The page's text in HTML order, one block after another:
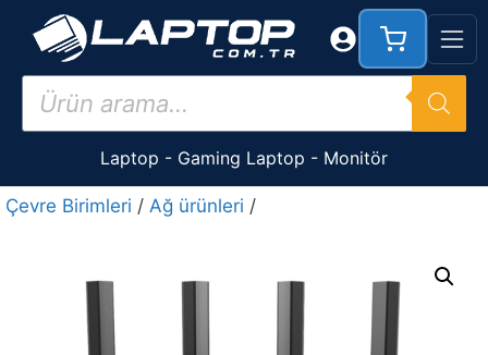
İçeriğe
Products
search
Laptop - Gaming Laptop - Monitör
Çevre Birimleri / Ağ ürünleri /